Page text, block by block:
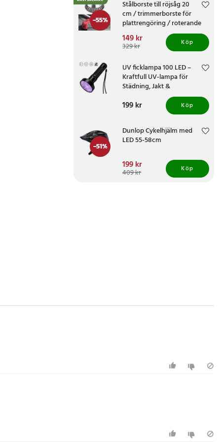
-55%
Stålborste till röjsåg 20
cm / trimmerborste för
plattrengöring / roterande
ogräsborste
Nuvarande pris:
149 krTidigare pris 329 kr
149 kr
329 kr Köp
UV ficklampa 100 LED –
Kraftfull UV-lampa för
Städning, Jakt &
Fläckdetektering
Pris :199 kr
199 kr Köp
-51%
Dunlop Cykelhjälm med
LED 55-58cm
Nuvarande pris:
199 krTidigare pris 409 kr
199 kr
409 kr Köp